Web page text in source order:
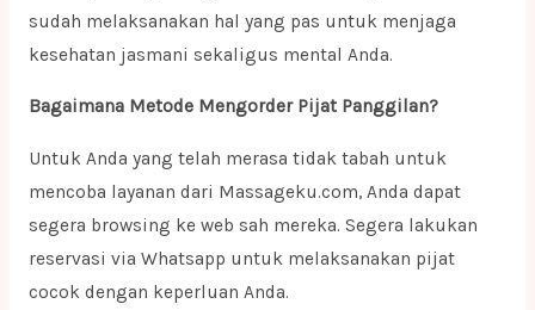
sudah melaksanakan hal yang pas untuk menjaga
kesehatan jasmani sekaligus mental Anda.
Bagaimana Metode Mengorder Pijat Panggilan?
Untuk Anda yang telah merasa tidak tabah untuk
mencoba layanan dari Massageku.com, Anda dapat
segera browsing ke web sah mereka. Segera lakukan
reservasi via Whatsapp untuk melaksanakan pijat
cocok dengan keperluan Anda.